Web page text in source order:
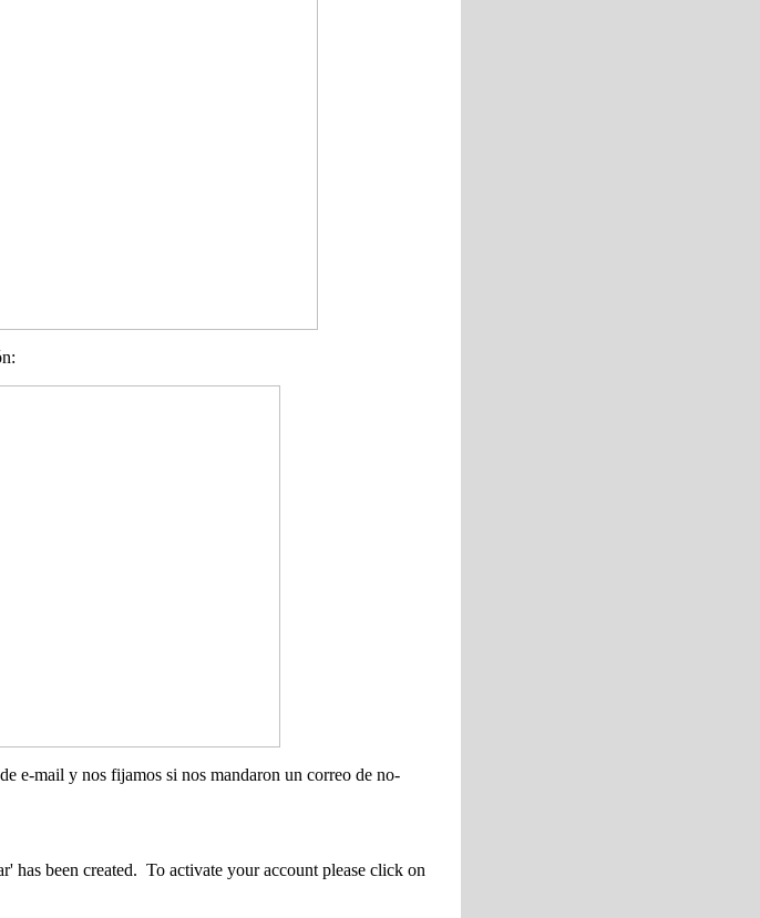
e-mail y nos fijamos si nos mandaron un correo de no-
has been created. To activate your account please click on